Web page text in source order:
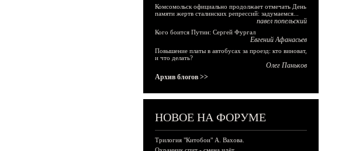
Комсомольск официально продолжает отмечать День
памяти жертв сталинских репрессий: задумаемся...
павел попельский
Кого боится Путин: Сергей Фургал
Евгений Афанасьев
Повышение платы в автобусах за проезд: кто виноват,
и что делать?
Олег Паньков
Архив блогов >>
НОВОЕ НА ФОРУМЕ
Трилогия "Китобои" А. Вахова.